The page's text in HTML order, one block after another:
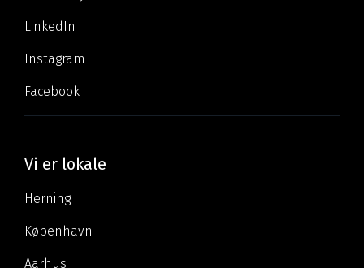
LinkedIn
Instagram
Facebook
Vi er lokale
Herning
København
Aarhus